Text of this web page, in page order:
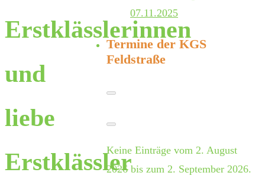
Erstklässlerinnen
und
liebe
Erstklässler
07.11.2025
Termine der KGS
Feldstraße
Keine Einträge vom 2. August
2026 bis zum 2. September 2026.